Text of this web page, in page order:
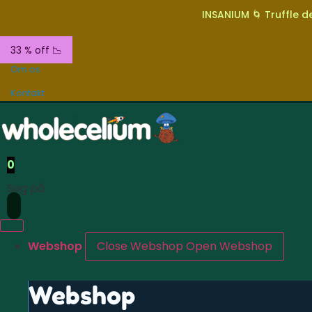
INSANIUM 🌀 Truffle
33 % off 📉
Om os
Kontakt
0
Søg på
Webshop Close Webshop Open Webshop
Webshop